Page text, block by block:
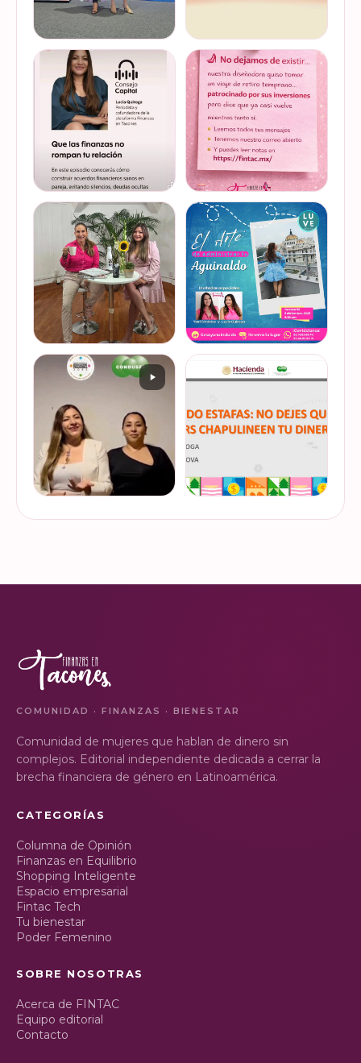
Felices de haber sido
invitadas, por cuarto año
consecutivo, a participar en
la Global Money Week, una
iniciativa que impulsa la
educación f…
VER EN
INSTAGRAM
Del 17 al 22 de marzo se
lleva a cabo la Global
Money Week 2026 (Semana
Mundial del Dinero).
Finanzas en Tacones
somos parte de esta
Jornada…
VER EN
INSTAGRAM
@lucyquiroga tuvo la
oportunidad de conversar
con la gran Ilana Sod, en el
#podcast Consejo Capital
de @scotiabankmx Gracias
por la invitac…
VER EN
INSTAGRAM
Prometemos que no
desaparecimos… solo
estamos reorganizando
todo (y esperando a que el
diseñador vuelva del retiro
😅). No estamos publicand…
VER EN
INSTAGRAM
De cuando te toca ser la
entrevistada. Un placer
platicar con Esther Luiselli
de tus finanzas en la serie
de "Mu…
VER EN
INSTAGRAM
mejor forma de gestionar
ese dinero extra de fin de
ahorro o aguinaldo, es un
dinero…
VER EN
INSTAGRAM
de la Semana Nacional de
que los hackers
COMUNIDAD · FINANZAS · BIENESTAR
Comunidad de mujeres que hablan de dinero sin
complejos. Editorial independiente dedicada a cerrar la
brecha financiera de género en Latinoamérica.
CATEGORÍAS
Columna de Opinión
Finanzas en Equilibrio
Shopping Inteligente
Espacio empresarial
Fintac Tech
Tu bienestar
Poder Femenino
SOBRE NOSOTRAS
Acerca de FINTAC
Equipo editorial
Contacto